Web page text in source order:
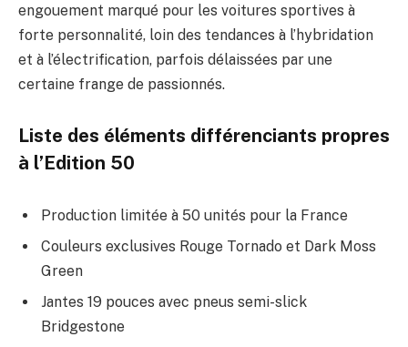
engouement marqué pour les voitures sportives à
forte personnalité, loin des tendances à l’hybridation
et à l’électrification, parfois délaissées par une
certaine frange de passionnés.
Liste des éléments différenciants propres
à l’Edition 50
Production limitée à 50 unités pour la France
Couleurs exclusives Rouge Tornado et Dark Moss
Green
Jantes 19 pouces avec pneus semi-slick
Bridgestone